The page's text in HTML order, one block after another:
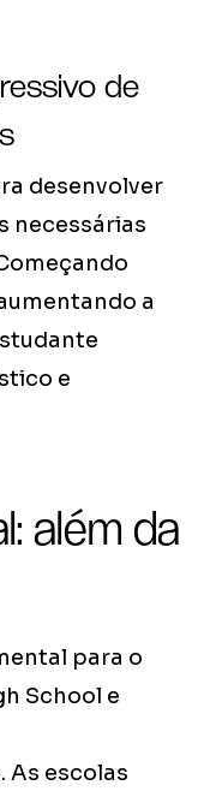
de
desenvolver
necessárias
a
e
além da
para o
School e
As escolas